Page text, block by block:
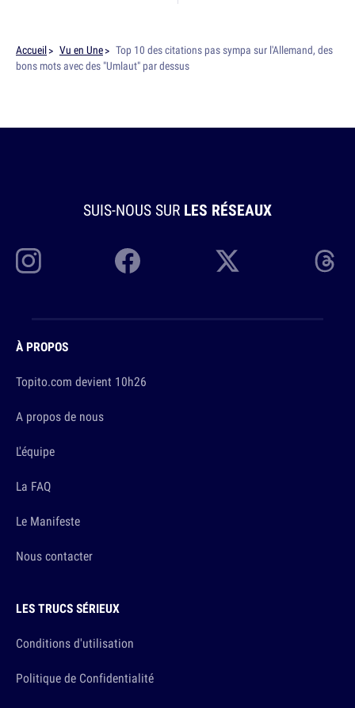
Accueil Vu en Une
Top 10 des citations pas sympa sur l'Allemand, des
bons mots avec des "Umlaut" par dessus
SUIS-NOUS SUR LES RÉSEAUX
À PROPOS
Topito.com devient 10h26
A propos de nous
L'équipe
La FAQ
Le Manifeste
Nous contacter
LES TRUCS SÉRIEUX
Conditions d'utilisation
Politique de Confidentialité